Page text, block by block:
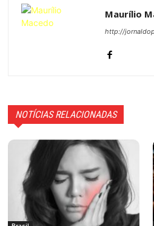
Maurílio
http://
NOTÍCIAS RELACIONADAS